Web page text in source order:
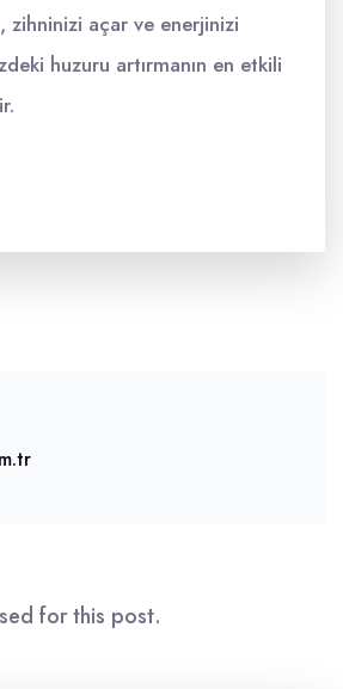
zihninizi açar ve enerjinizi
huzuru artırmanın en etkili
for this post.